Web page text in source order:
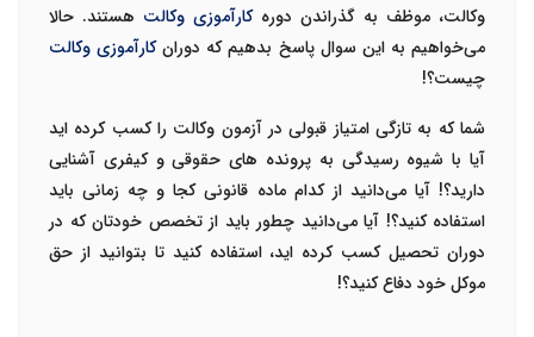
وکالت، موظف به گذراندن دورهکارآموزی وکالت هستند. حالا
می‌خواهیم به این سوال پاسخ بدهیم که دورانکارآموزی وکالت
چیست؟!
شما که به تازگی امتیاز قبولی در آزمون وکالت را کسب کرده اید
آیا با شیوه رسیدگی به پرونده های حقوقی و کیفری آشنایی
دارید؟! آیا می‌دانید از کدام ماده قانونی کجا و چه زمانی باید
استفاده کنید؟! آیا می‌دانید چطور باید از تخصص خودتان که در
دوران تحصیل کسب کرده اید، استفاده کنید تا بتوانید از حق
موکل خود دفاع کنید؟!